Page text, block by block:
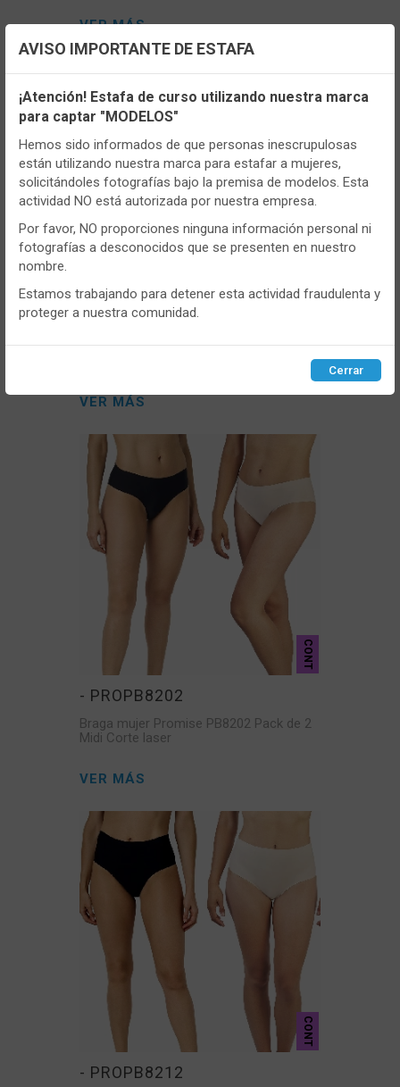
VER MÁS
- PROPB8192
Braga mujer Promise PB8192 Pack de 2
VER MÁS
CONT
- PROPB8202
Braga mujer Promise PB8202 Pack de 2
Midi Corte laser
VER MÁS
CONT
- PROPB8212
Configuración de cookies
Utilizamos cookies propias y de terceros, de sesión o
persistentes, para hacer funcionar de manera segura nuestra
página web y personalizar su contenido.
Igualmente, utilizamos cookies para medir y obtener datos de
la navegación que realizas y para ajustar el contenido a tus
gustos y preferencias.
Puedesconfigurary aceptar el uso de cookies a tu gusto.
Para obtener más información visita nuestra
cookies.
Configurar Rechazar ACEPTAR
AVISO IMPORTANTE DE ESTAFA
¡Atención! Estafa de curso utilizando nuestra marca
para captar "MODELOS"
Hemos sido informados de que personas inescrupulosas
están utilizando nuestra marca para estafar a mujeres,
solicitándoles fotografías bajo la premisa de modelos. Esta
actividad NO está autorizada por nuestra empresa.
Por favor, NO proporciones ninguna información personal ni
fotografías a desconocidos que se presenten en nuestro
nombre.
Estamos trabajando para detener esta actividad fraudulenta y
proteger a nuestra comunidad.
Cerrar